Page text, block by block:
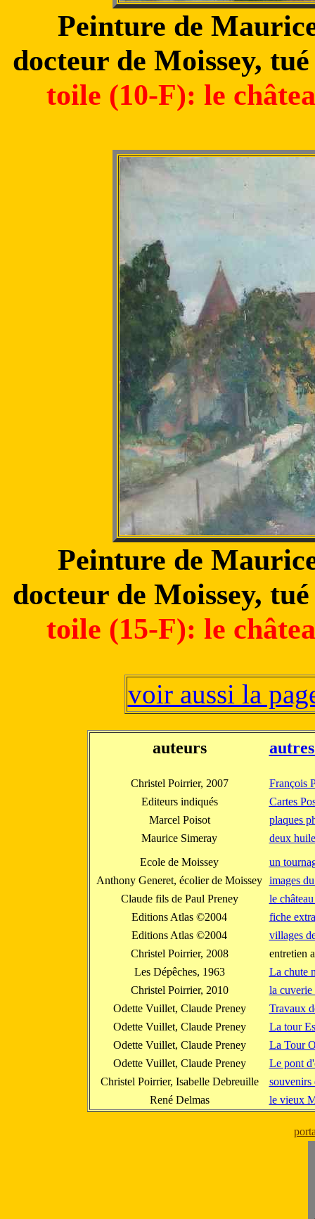
Peinture de
docteur de Moissey,
toile (10-F): le
Peinture de
docteur de Moissey,
toile (15-F): le
voir aussi la
auteurs
Christel Poirrier, 2007
François
Editeurs indiqués
Cartes
Marcel Poisot
plaques
Maurice Simeray
deux
Ecole de Moissey
un
Anthony Generet, écolier de Moissey images
Claude fils de Paul Preney
le
Editions Atlas ©2004
fiche
Editions Atlas ©2004
villages
Christel Poirrier, 2008
entretien
Les Dépêches, 1963
La chute
Christel Poirrier, 2010
la cuverie
Odette Vuillet, Claude Preney
Travaux
Odette Vuillet, Claude Preney
La tour
Odette Vuillet, Claude Preney
La Tour
Odette Vuillet, Claude Preney
Le pont
Christel Poirrier, Isabelle Debreuille
René Delmas
le vieux